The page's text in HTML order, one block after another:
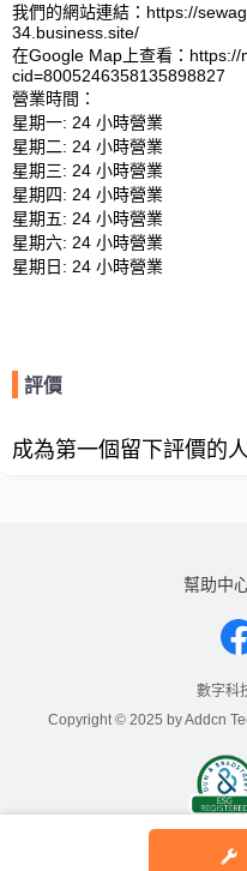
我們的網站連結：https://
34.business.site/
在Google Map上查看：
cid=8005246358135898827
營業時間：
星期一: 24 小時營業
星期二: 24 小時營業
星期三: 24 小時營業
星期四: 24 小時營業
星期五: 24 小時營業
星期六: 24 小時營業
評價
成為第一個留下評價的
幫助中
數字科
Copyright © 2025 by Addcn